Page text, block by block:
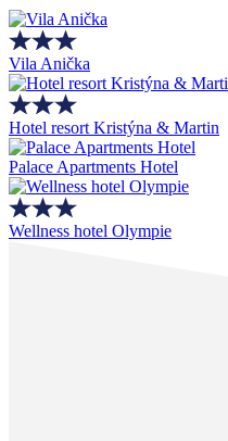
Vila Anička
Hotel resort Kristýna & Martin
Palace Apartments Hotel
Wellness hotel Olympie